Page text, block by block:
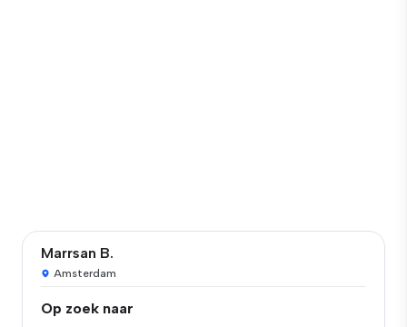
Marrsan B.
Amsterdam
Op zoek naar